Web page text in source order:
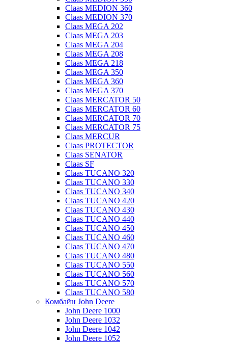
Claas MEDION 360
Claas MEDION 370
Claas MEGA 202
Claas MEGA 203
Claas MEGA 204
Claas MEGA 208
Claas MEGA 218
Claas MEGA 350
Claas MEGA 360
Claas MEGA 370
Claas MERCATOR 50
Claas MERCATOR 60
Claas MERCATOR 70
Claas MERCATOR 75
Claas MERCUR
Claas PROTECTOR
Claas SENATOR
Claas SF
Claas TUCANO 320
Claas TUCANO 330
Claas TUCANO 340
Claas TUCANO 420
Claas TUCANO 430
Claas TUCANO 440
Claas TUCANO 450
Claas TUCANO 460
Claas TUCANO 470
Claas TUCANO 480
Claas TUCANO 550
Claas TUCANO 560
Claas TUCANO 570
Claas TUCANO 580
Комбайн John Deere
John Deere 1000
John Deere 1032
John Deere 1042
John Deere 1052